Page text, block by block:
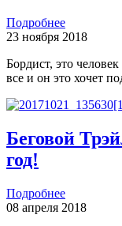
Подробнее
23 ноября 2018
Бордист, это
все и он это хочет
Беговой
год!
Подробнее
08 апреля 2018